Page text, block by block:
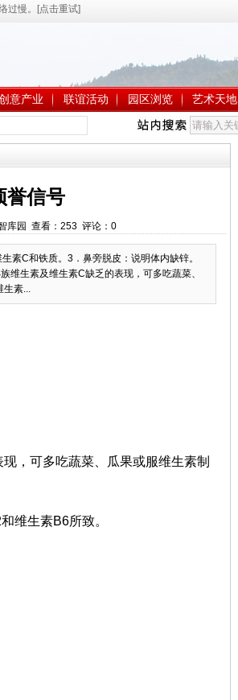
意产业 联谊活动 园区浏览 艺术天地
誉信号
库园 查看： 253 评论： 0
素C和铁质。3．鼻旁脱皮：说明体内缺锌。
维生素及维生素C缺乏的表现，可多吃蔬菜、
生素...
，可多吃蔬菜、瓜果或服维生素制
维生素B6所致。